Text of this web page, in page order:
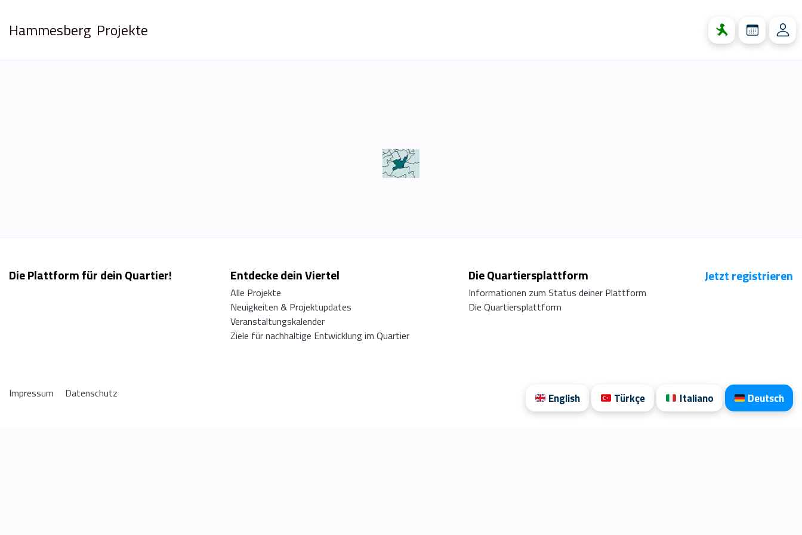
Hammesberg Projekte
Die Plattform für dein Quartier! Entdecke dein Viertel
Alle Projekte
Neuigkeiten & Projektupdates
Veranstaltungskalender
Ziele für nachhaltige Entwicklung im Quartier
Die Quartiersplattform
Informationen zum Status deiner Plattform
Die Quartiersplattform
Jetzt registrieren
Impressum Datenschutz English Türkçe Italiano Deutsch